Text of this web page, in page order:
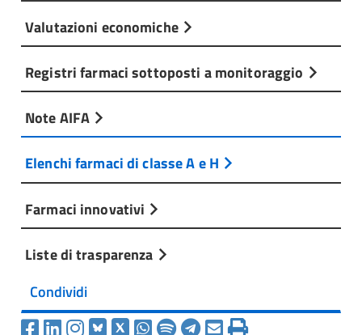
Valutazioni economiche
Registri farmaci sottoposti a monitoraggio
Note AIFA
Elenchi farmaci di classe A e H
Farmaci innovativi
Liste di trasparenza
Condividi